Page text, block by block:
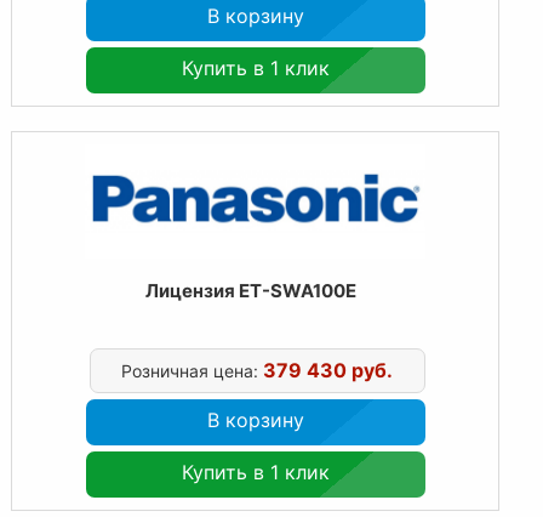
В корзину
Купить в 1 клик
Лицензия ET-SWA100E
Розничная цена: 379 430 руб.
В корзину
Купить в 1 клик